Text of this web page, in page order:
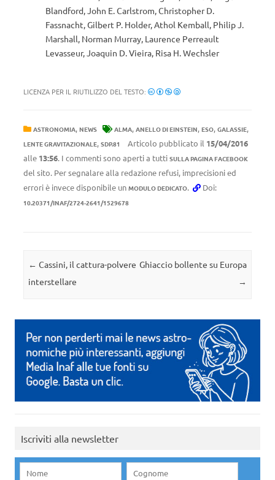
Blandford, John E. Carlstrom, Christopher D.
Fassnacht, Gilbert P. Holder, Athol Kemball, Philip J.
Marshall, Norman Murray, Laurence Perreault
Levasseur, Joaquin D. Vieira, Risa H. Wechsler
LICENZA PER IL RIUTILIZZO DEL TESTO:
ASTRONOMIA, NEWS ALMA, ANELLO DI EINSTEIN, ESO, GALASSIE,
LENTE GRAVITAZIONALE, SDP.81 Articolo pubblicato il 15/04/2016
alle 13:56. I commenti sono aperti a tutti SULLA PAGINA FACEBOOK
del sito. Per segnalare alla redazione refusi, imprecisioni ed
errori è invece disponibile un MODULO DEDICATO. Doi:
10.20371/INAF/2724-2641/1529678
Navigazione articolo
← Cassini, il cattura-polvere
interstellare
Ghiaccio bollente su Europa
→
Iscriviti alla newsletter